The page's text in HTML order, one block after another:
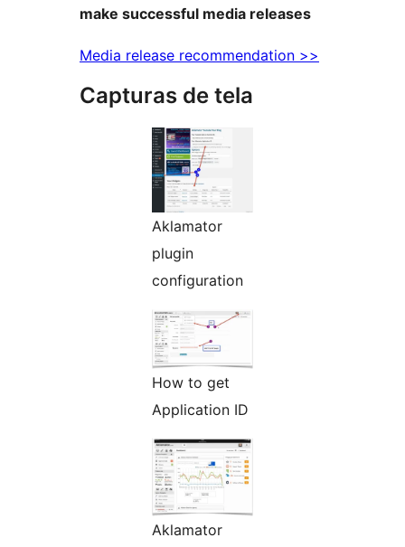
make successful media releases
Media release recommendation >>
Capturas de tela
Aklamator
plugin
configuration
How to get
Application ID
Aklamator